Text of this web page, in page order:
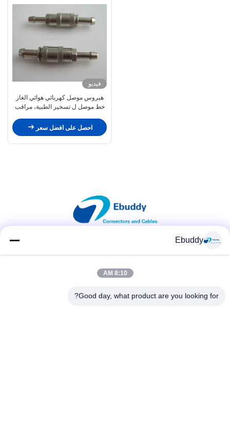
فيديو
هيروس موصل كهربائي هوائي الغاز
خط موصل ل تسخير الطبية، مراقب
احصل على افضل سعر
اتصال سريع
Ebuddy
8:10 AM
Good day, what product are you looking for?